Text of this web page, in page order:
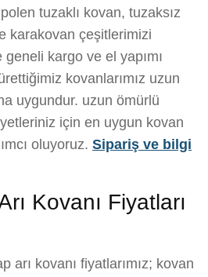
tuzaklı kovan, tuzaksız
karakovan çeşitlerimizi
kargo ve el yapımı
kovanlarımız uzun
uygundur. uzun ömürlü
için en uygun kovan
oluyoruz. Sipariş ve bilgi
Kovanı Fiyatları
arı kovanı fiyatlarımız; kovan